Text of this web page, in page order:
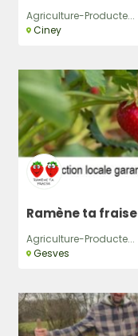
Agriculture-Producte...
Ciney
Ramène ta fraise
Agriculture-Producte...
Gesves